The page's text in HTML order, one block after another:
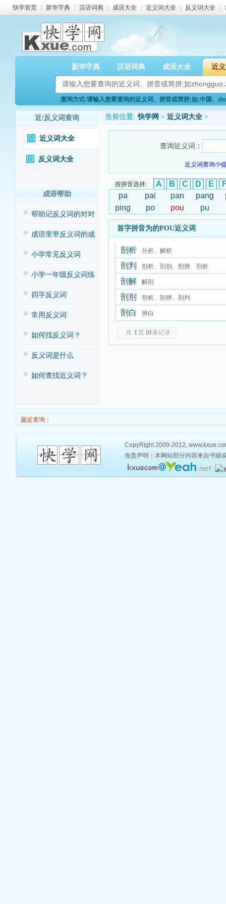
快学首页 新华字典 汉语词典 成语大全 近义词大全 反义词大全
新华字典 汉语词典 成语大全 近
查询方式:请输入您要查询的近义词、拼音或简拼;如:中国、
近/反义词查询
近义词大全
反义词大全
成语帮助
帮助记反义词的对对
子歌
成语里带反义词的成
语
小学常见反义词
小学一年级反义词练
习
四字反义词
常用反义词
如何找反义词？
反义词是什么
如何查找近义词？
当前位置: 快学网 > 近义词大全 >
查询近义词：
近义词查询小
按拼音选择: A B C D E
pa
pai pan pang
ping
po pou pu
首字拼音为的POU近义词
剖析 分析、解析
剖判 别析、剖别、剖辨、剖析
剖解 解剖
剖别 别析、剖辨、剖判
剖白 辨白
共 1 页 10条记录
最近查询：
CopyRight 2009-2012,
免责声明：本网站部分内容来自书籍